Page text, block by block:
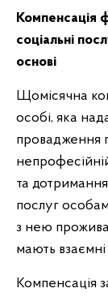
Компенсація
соціальні
основі
Щомісячна
особі, яка
провадження
та
послуг особам
з нею
мають взаємні
Компенсація